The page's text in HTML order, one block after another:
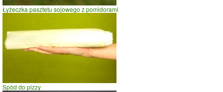
Łyżeczka pasztetu sojowego z pomidorami
Spód do pizzy